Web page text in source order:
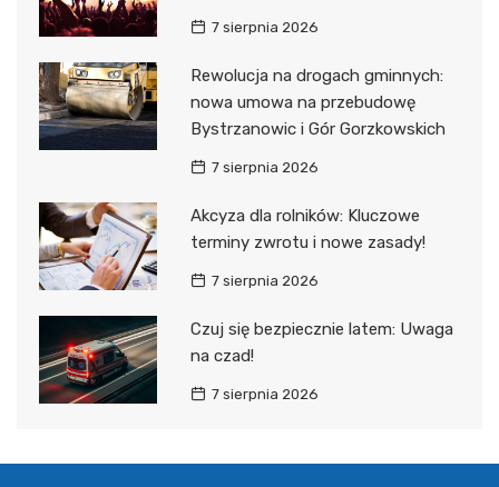
7 sierpnia 2026
Rewolucja na drogach gminnych:
nowa umowa na przebudowę
Bystrzanowic i Gór Gorzkowskich
7 sierpnia 2026
Akcyza dla rolników: Kluczowe
terminy zwrotu i nowe zasady!
7 sierpnia 2026
Czuj się bezpiecznie latem: Uwaga
na czad!
7 sierpnia 2026